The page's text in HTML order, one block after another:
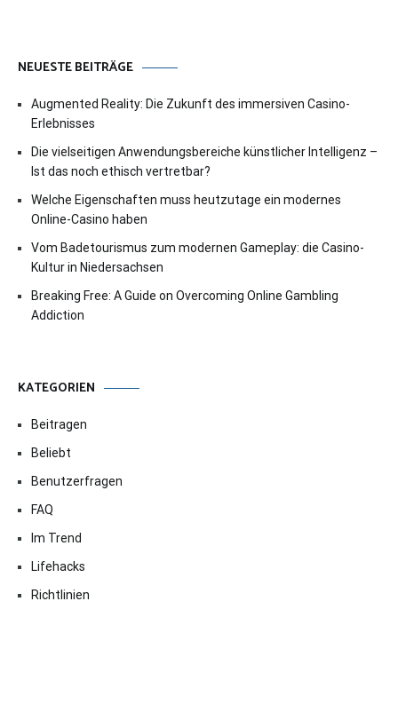
NEUESTE BEITRÄGE
Augmented Reality: Die Zukunft des immersiven Casino-
Erlebnisses
Die vielseitigen Anwendungsbereiche künstlicher Intelligenz –
Ist das noch ethisch vertretbar?
Welche Eigenschaften muss heutzutage ein modernes
Online-Casino haben
Vom Badetourismus zum modernen Gameplay: die Casino-
Kultur in Niedersachsen
Breaking Free: A Guide on Overcoming Online Gambling
Addiction
KATEGORIEN
Beitragen
Beliebt
Benutzerfragen
FAQ
Im Trend
Lifehacks
Richtlinien